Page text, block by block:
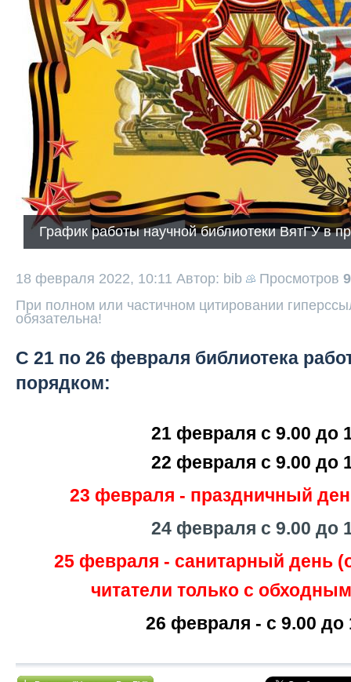
График работы научной библиотеки ВятГУ в
18 февраля 2022, 10:11 Автор: bib Просмотров
При полном или частичном цитировании
обязательна!
С 21 по 26 февраля библиотека
порядком:
21 февраля с 9.00 до
22 февраля с 9.00 до
23 февраля - праздничный
24 февраля с 9.00 до
25 февраля - санитарный день
читатели только с
26 февраля - с 9.00 до